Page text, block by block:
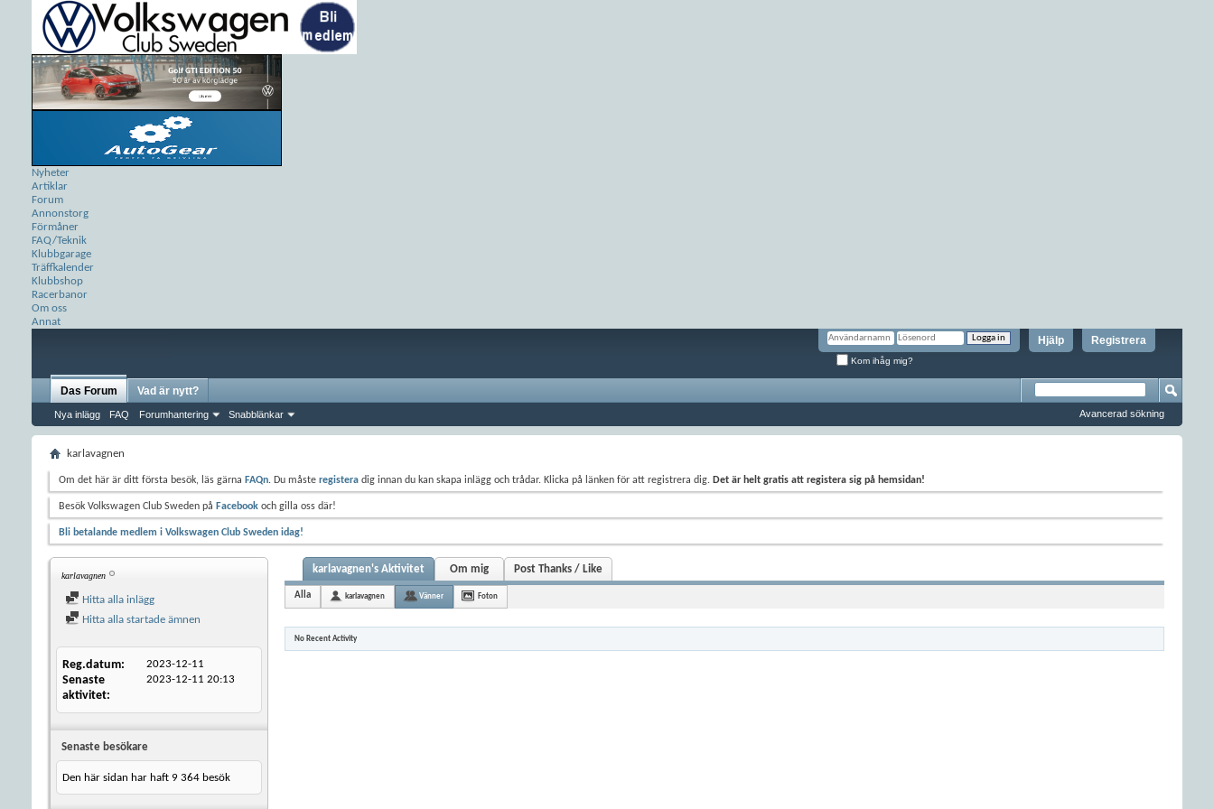
Nyheter
Artiklar
Forum
Annonstorg
Förmåner
FAQ/Teknik
Klubbgarage
Träffkalender
Klubbshop
Racerbanor
Om oss
Annat
Registrera
Hjälp
Kom ihåg mig?
Das Forum
Nya inlägg FAQ Forumhantering Snabblänkar
Vad är nytt?
Avancerad sökning
karlavagnen
Om det här är ditt första besök, läs gärna FAQn. Du måste registera dig innan du kan skapa inlägg och trådar. Klicka på länken för att registrera dig. Det är helt gratis att registera sig på hemsidan!
Besök Volkswagen Club Sweden på Facebook och gilla oss där!
Bli betalande medlem i Volkswagen Club Sweden idag!
karlavagnen
Hitta alla inlägg
Hitta alla startade ämnen
Reg.datum 2023-12-11
Senaste
aktivitet
2023-12-11 20:13
Senaste besökare
Den här sidan har haft 9 364 besök
karlavagnen's Aktivitet Om mig Post Thanks / Like
Alla karlavagnen Vänner Foton
No Recent Activity